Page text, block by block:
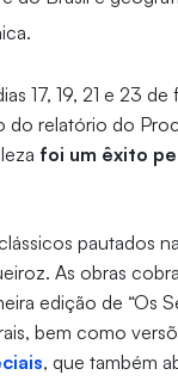
17, 19, 21 e 23
do relatório do
foi um êxito
pautados
As obras
edição de “Os
bem como
, que também